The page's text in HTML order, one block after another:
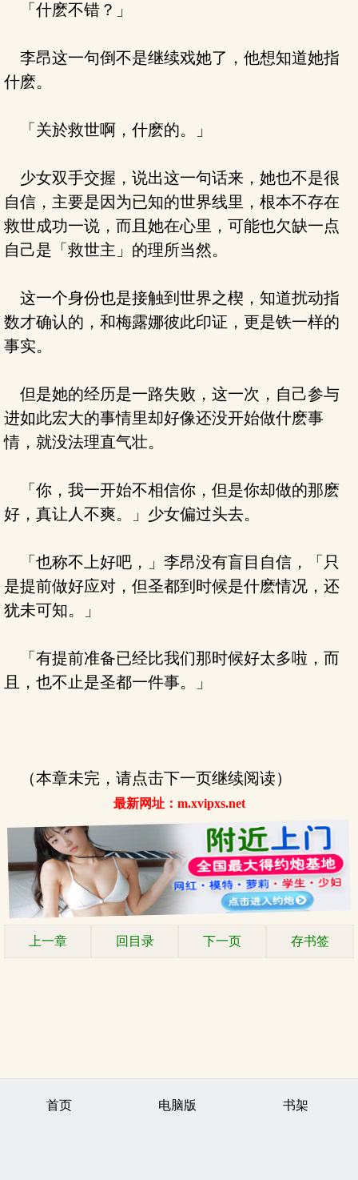
「什麽不错？」
李昂这一句倒不是继续戏她了，他想知道她指
什麽。
「关於救世啊，什麽的。」
少女双手交握，说出这一句话来，她也不是很
自信，主要是因为已知的世界线里，根本不存在
救世成功一说，而且她在心里，可能也欠缺一点
自己是「救世主」的理所当然。
这一个身份也是接触到世界之楔，知道扰动指
数才确认的，和梅露娜彼此印证，更是铁一样的
事实。
但是她的经历是一路失败，这一次，自己参与
进如此宏大的事情里却好像还没开始做什麽事
情，就没法理直气壮。
「你，我一开始不相信你，但是你却做的那麽
好，真让人不爽。」少女偏过头去。
「也称不上好吧，」李昂没有盲目自信，「只
是提前做好应对，但圣都到时候是什麽情况，还
犹未可知。」
「有提前准备已经比我们那时候好太多啦，而
且，也不止是圣都一件事。」
（本章未完，请点击下一页继续阅读）
最新网址：m.xvipxs.net
上一章 回目录 下一页 存书签
首页 电脑版 书架